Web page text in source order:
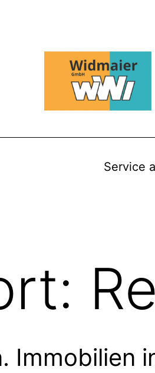
Service
Immobilien